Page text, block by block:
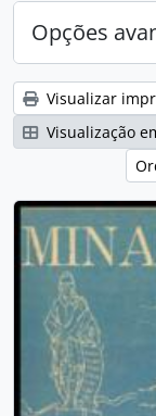
Opções
Visualizar
Visualização